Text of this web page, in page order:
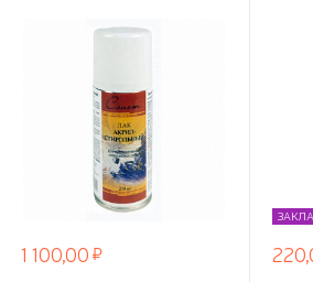
для масла
1 100,00